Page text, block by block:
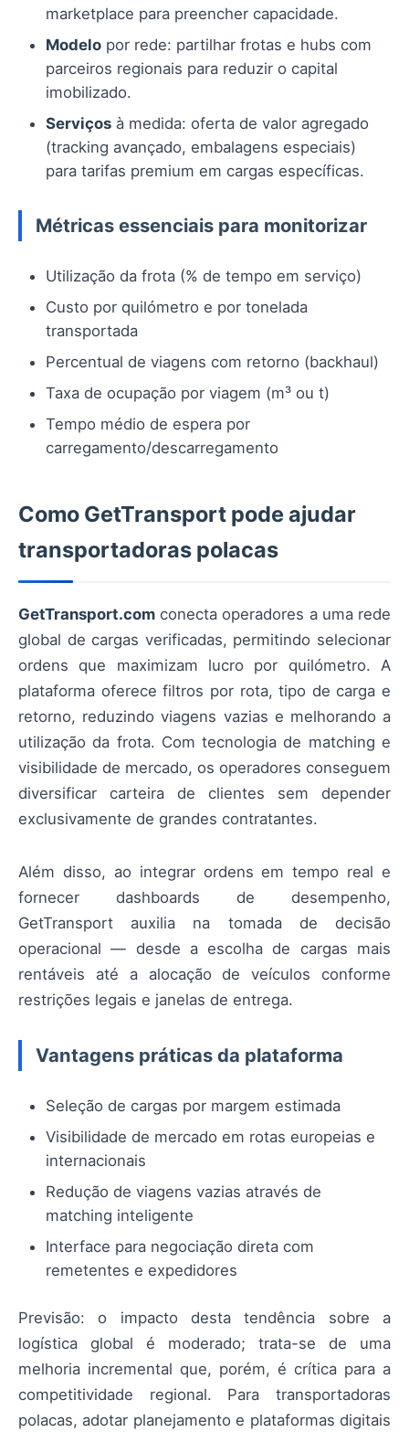
marketplace para preencher capacidade.
Modelo por rede: partilhar frotas e hubs com
parceiros regionais para reduzir o capital
imobilizado.
Serviços à medida: oferta de valor agregado
(tracking avançado, embalagens especiais)
para tarifas premium em cargas específicas.
Métricas essenciais para monitorizar
Utilização da frota (% de tempo em serviço)
Custo por quilómetro e por tonelada
transportada
Percentual de viagens com retorno (backhaul)
Taxa de ocupação por viagem (m³ ou t)
Tempo médio de espera por
carregamento/descarregamento
Como GetTransport pode ajudar
transportadoras polacas
GetTransport.com conecta operadores a uma rede
global de cargas verificadas, permitindo selecionar
ordens que maximizam lucro por quilómetro. A
plataforma oferece filtros por rota, tipo de carga e
retorno, reduzindo viagens vazias e melhorando a
utilização da frota. Com tecnologia de matching e
visibilidade de mercado, os operadores conseguem
diversificar carteira de clientes sem depender
exclusivamente de grandes contratantes.
Além disso, ao integrar ordens em tempo real e
fornecer dashboards de desempenho,
GetTransport auxilia na tomada de decisão
operacional — desde a escolha de cargas mais
rentáveis até a alocação de veículos conforme
restrições legais e janelas de entrega.
Vantagens práticas da plataforma
Seleção de cargas por margem estimada
Visibilidade de mercado em rotas europeias e
internacionais
Redução de viagens vazias através de
matching inteligente
Interface para negociação direta com
remetentes e expedidores
Previsão: o impacto desta tendência sobre a
logística global é moderado; trata-se de uma
melhoria incremental que, porém, é crítica para a
competitividade regional. Para transportadoras
polacas, adotar planejamento e plataformas digitais